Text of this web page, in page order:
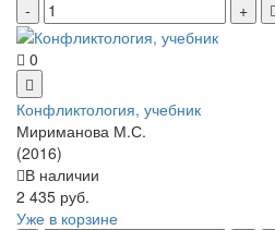
0
Конфликтология, учебник
Мириманова М.С.
(2016)
В наличии
2 435 руб.
Уже в корзине